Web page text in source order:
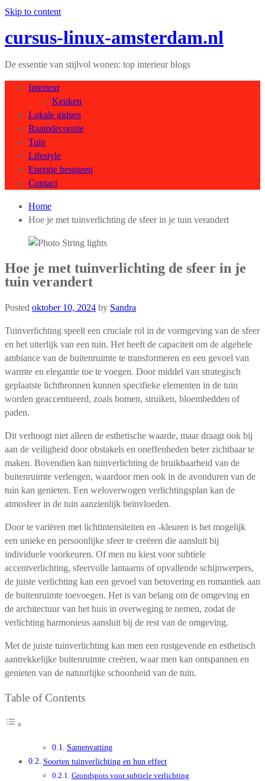
Skip to content
cursus-linux-amsterdam.nl
De essentie van stijlvol wonen: top interieur blogs
Interieur
Keuken
Lokale gidsen
Raamdecoratie
Tuin
Lifestyle
Energie besparen
Contact
Home
Hoe je met tuinverlichting de sfeer in je tuin verandert
Hoe je met tuinverlichting de sfeer in je
tuin verandert
Posted oktober 10, 2024 by Sandra
Tuinverlichting speelt een cruciale rol in de vormgeving van de sfeer
en het uiterlijk van een tuin. Het heeft de capaciteit om de algehele
ambiance van de buitenruimte te transformeren en een gevoel van
warmte en elegantie toe te voegen. Door middel van strategisch
geplaatste lichtbronnen kunnen specifieke elementen in de tuin
worden geaccentueerd, zoals bomen, struiken, bloembedden of
paden.
Dit verhoogt niet alleen de esthetische waarde, maar draagt ook bij
aan de veiligheid door obstakels en oneffenheden beter zichtbaar te
maken. Bovendien kan tuinverlichting de bruikbaarheid van de
buitenruimte verlengen, waardoor men ook in de avonduren van de
tuin kan genieten. Een weloverwogen verlichtingsplan kan de
atmosfeer in de tuin aanzienlijk beïnvloeden.
Door te variëren met lichtintensiteiten en -kleuren is het mogelijk
een unieke en persoonlijke sfeer te creëren die aansluit bij
individuele voorkeuren. Of men nu kiest voor subtiele
accentverlichting, sfeervolle lantaarns of opvallende schijnwerpers,
de juiste verlichting kan een gevoel van betovering en romantiek aan
de buitenruimte toevoegen. Het is van belang om de omgeving en
de architectuur van het huis in overweging te nemen, zodat de
verlichting harmonieus aansluit bij de rest van de omgeving.
Met de juiste tuinverlichting kan men een rustgevende en esthetisch
aantrekkelijke buitenruimte creëren, waar men kan ontspannen en
genieten van de natuurlijke schoonheid van de tuin.
Table of Contents
Samenvatting
Soorten tuinverlichting en hun effect
Grondspots voor subtiele verlichting